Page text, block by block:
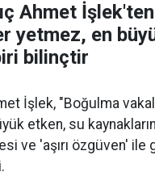
Ahmet İşlek'ten
yetmez, en
bilinçtir
İşlek, "Boğulma
etken, su
ve 'aşırı özgüven' ile